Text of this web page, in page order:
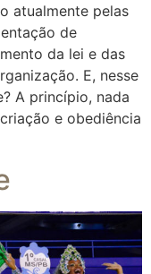
atualmente pelas
de
da lei e das
E, nesse
A princípio, nada
e obediência